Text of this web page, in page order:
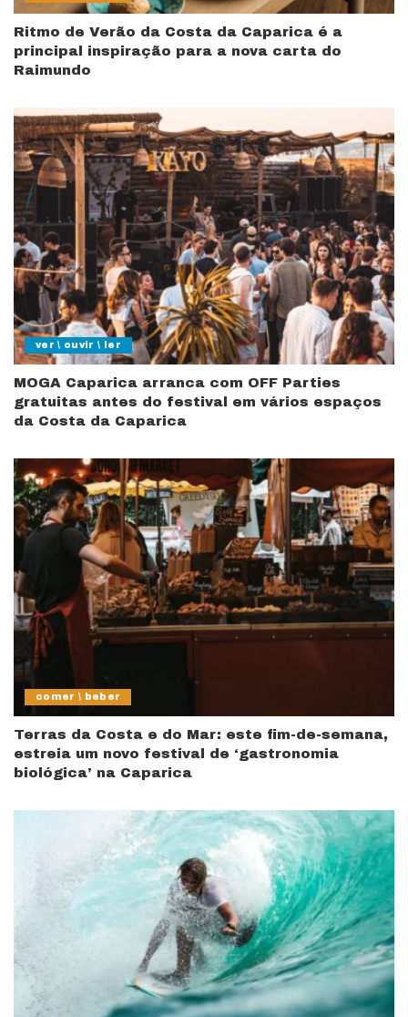
Ritmo de Verão da Costa da Caparica é a
principal inspiração para a nova carta do
Raimundo
ver \ ouvir \ ler
MOGA Caparica arranca com OFF Parties
gratuitas antes do festival em vários espaços
da Costa da Caparica
comer \ beber
Terras da Costa e do Mar: este fim-de-semana,
estreia um novo festival de ‘gastronomia
biológica’ na Caparica